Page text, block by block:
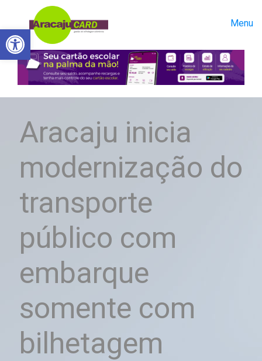
Abrir a barra de ferramentas
Menu
Aracaju inicia
modernização do
transporte
público com
embarque
somente com
bilhetagem